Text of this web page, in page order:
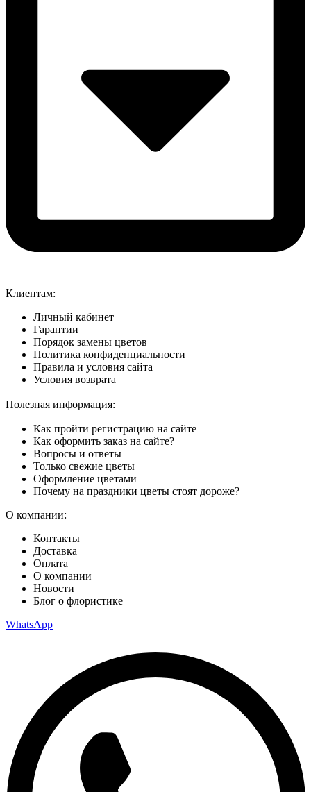
Клиентам:
Личный кабинет
Гарантии
Порядок замены цветов
Политика конфиденциальности
Правила и условия сайта
Условия возврата
Полезная информация:
Как пройти регистрацию на сайте
Как оформить заказ на сайте?
Вопросы и ответы
Только свежие цветы
Оформление цветами
Почему на праздники цветы стоят дороже?
О компании:
Контакты
Доставка
Оплата
О компании
Новости
Блог о флористике
WhatsApp